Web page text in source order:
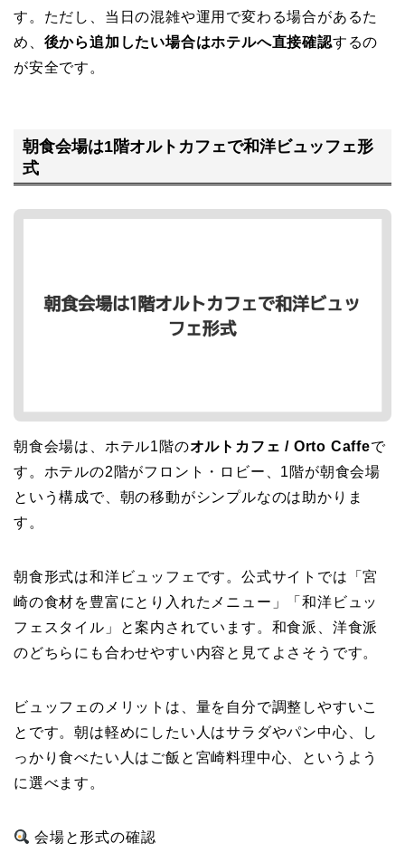
す。ただし、当日の混雑や運用で変わる場合があるた
め、 後から追加したい場合はホテルへ直接確認するの
が安全です。
朝食会場は1階オルトカフェで和洋ビュッフェ形
式
朝食会場は、ホテル1階のオルトカフェ / Orto Caffeで
す。ホテルの2階がフロント・ロビー、1階が朝食会場
という構成で、朝の移動がシンプルなのは助かりま
す。
朝食形式は和洋ビュッフェです。公式サイトでは「宮
崎の食材を豊富にとり入れたメニュー」「和洋ビュッ
フェスタイル」と案内されています。和食派、洋食派
のどちらにも合わせやすい内容と見てよさそうです。
ビュッフェのメリットは、量を自分で調整しやすいこ
とです。朝は軽めにしたい人はサラダやパン中心、し
っかり食べたい人はご飯と宮崎料理中心、というよう
に選べます。
会場と形式の確認